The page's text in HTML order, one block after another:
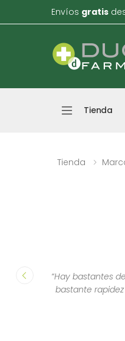
Envíos gratis
Tienda
Tienda
“Hay bastantes
bastante